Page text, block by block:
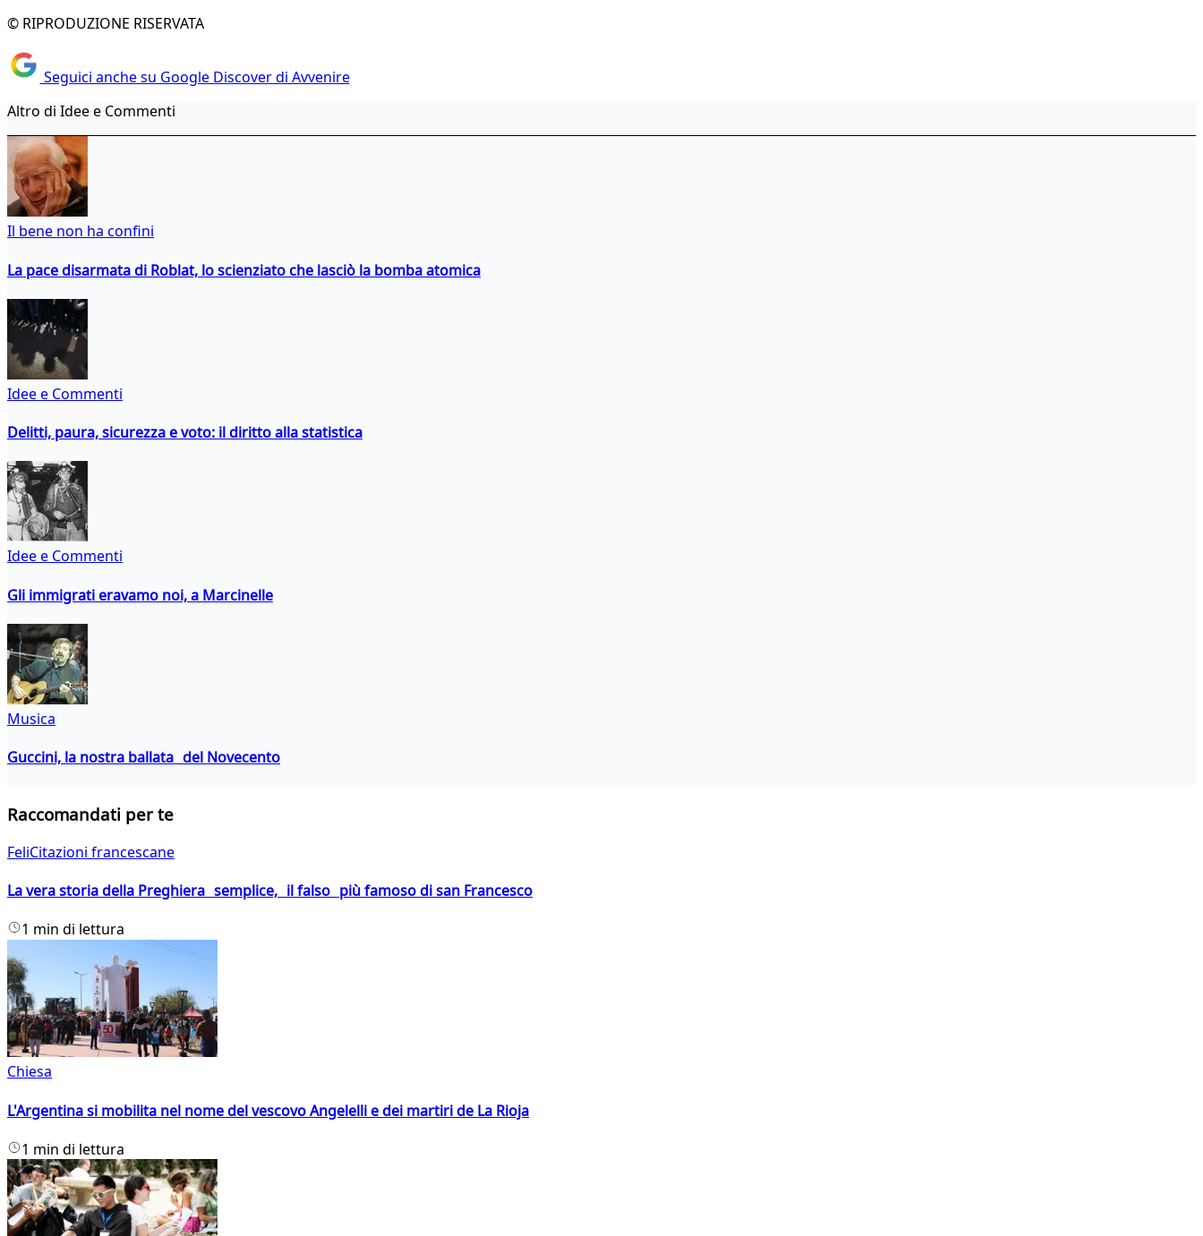
© RIPRODUZIONE RISERVATA
Seguici anche su Google Discover di Avvenire
Altro di Idee e Commenti
Il bene non ha confini
La pace disarmata di Roblat, lo scienziato che lasciò la bomba atomica
Idee e Commenti
Delitti, paura, sicurezza e voto: il diritto alla statistica
Idee e Commenti
Gli immigrati eravamo noi, a Marcinelle
Musica
Guccini, la nostra ballata del Novecento
Raccomandati per te
FeliCitazioni francescane
La vera storia della Preghiera semplice, il falso più famoso di san Francesco
1 min di lettura
Chiesa
L'Argentina si mobilita nel nome del vescovo Angelelli e dei martiri de La Rioja
1 min di lettura